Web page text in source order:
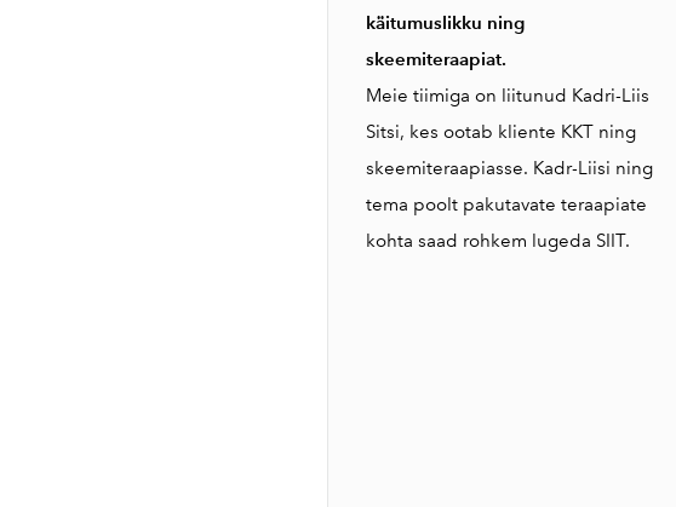
käitumuslikku ning
skeemiteraapiat.
Meie tiimiga on liitunud Kadri-Liis
Sitsi, kes ootab kliente KKT ning
skeemiteraapiasse. Kadr-Liisi ning
tema poolt pakutavate teraapiate
kohta saad rohkem lugeda SIIT.